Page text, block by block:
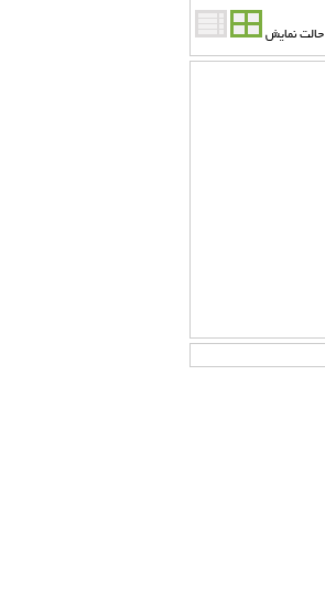
حالت نمایش